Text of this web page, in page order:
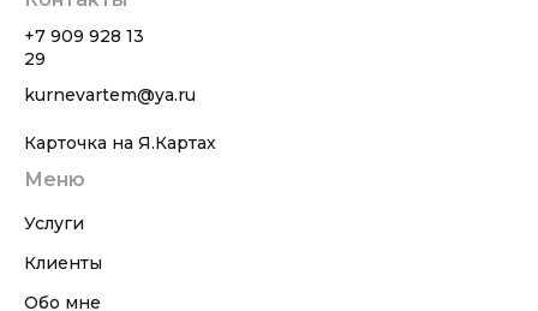
+7 909 928 13
29
kurnevartem@ya.ru
Карточка на Я.Картах
Меню
Услуги
Клиенты
Обо мне